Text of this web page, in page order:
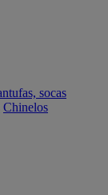
socas
Chinelos